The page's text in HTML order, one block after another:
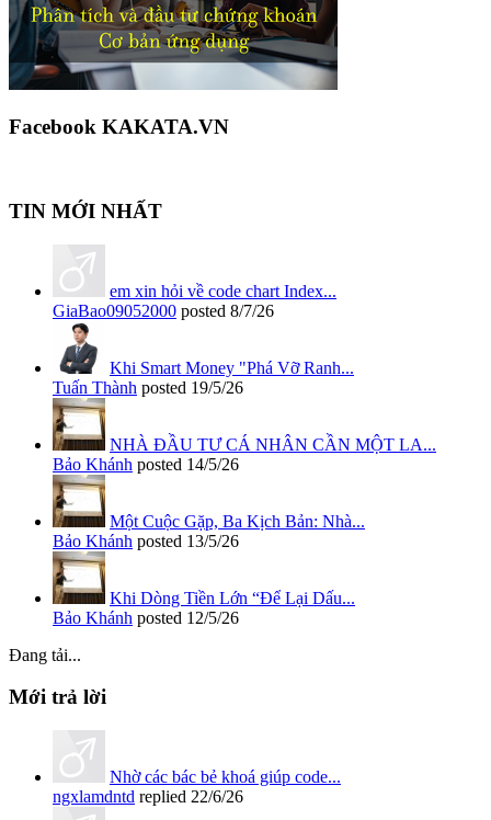
Facebook KAKATA.VN
TIN MỚI NHẤT
em xin hỏi về code chart Index...
GiaBao09052000 posted 8/7/26
Khi Smart Money "Phá Vỡ Ranh...
Tuấn Thành posted 19/5/26
NHÀ ĐẦU TƯ CÁ NHÂN CẦN MỘT LA...
Bảo Khánh posted 14/5/26
Một Cuộc Gặp, Ba Kịch Bản: Nhà...
Bảo Khánh posted 13/5/26
Khi Dòng Tiền Lớn “Để Lại Dấu...
Bảo Khánh posted 12/5/26
Đang tải...
Mới trả lời
Nhờ các bác bẻ khoá giúp code...
ngxlamdntd replied 22/6/26